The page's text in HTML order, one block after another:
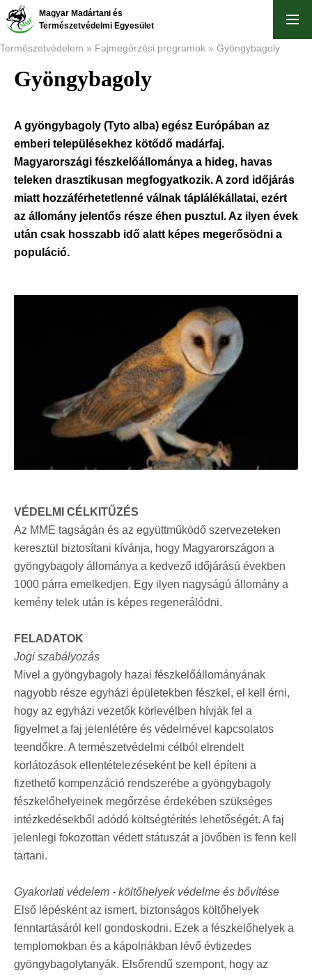
Ugrás
tartalomra
Magyar Madártani és
Természetvédelmi Egyesület
Morzsa
Természetvédelem Fajmegőrzési programok Gyöngybagoly
Gyöngybagoly
A gyöngybagoly (Tyto alba) egész Európában az
emberi településekhez kötődő madárfaj.
Magyarországi fészkelőállománya a hideg, havas
teleken drasztikusan megfogyatkozik. A zord időjárás
miatt hozzáférhetetlenné válnak táplálékállatai, ezért
az állomány jelentős része éhen pusztul. Az ilyen évek
után csak hosszabb idő alatt képes megerősödni a
populáció.
VÉDELMI CÉLKITŰZÉS
Az MME tagságán és az együttműködő szervezeteken
keresztül biztosítani kívánja, hogy Magyarországon a
gyöngybagoly állománya a kedvező időjárású években
1000 párra emelkedjen. Egy ilyen nagyságú állomány a
kemény telek után is képes regenerálódni.
FELADATOK
Jogi szabályozás
Mivel a gyöngybagoly hazai fészkelőállományának
nagyobb része egyházi épületekben fészkel, el kell érni,
hogy az egyházi vezetők körlevélben hívják fel a
figyelmet a faj jelenlétére és védelmével kapcsolatos
teendőkre. A természetvédelmi célból elrendelt
korlátozások ellentételezéseként be kell építeni a
fizethető kompenzáció rendszerébe a gyöngybagoly
fészkelőhelyeinek megőrzése érdekében szükséges
intézkedésekből adódó költségtérítés lehetőségét. A faj
jelenlegi fokozottan védett státuszát a jövőben is fenn kell
tartani.
Gyakorlati védelem - költőhelyek védelme és bővítése
Első lépésként az ismert, biztonságos költőhelyek
fenntartásáról kell gondoskodni. Ezek a fészkelőhelyek a
templomokban és a kápolnákban lévő évtizedes
gyöngybagolytanyák. Elsőrendű szempont, hogy az